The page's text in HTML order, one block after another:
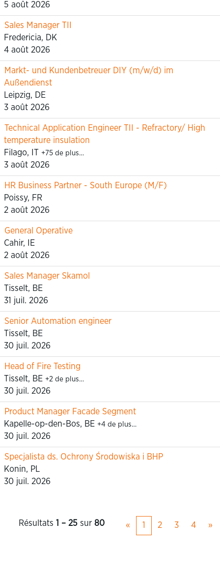
5 août 2026
Sales Manager TII
Fredericia, DK
4 août 2026
Markt- und Kundenbetreuer DIY (m/w/d) im
Außendienst
Leipzig, DE
3 août 2026
Technical Application Engineer TII - Refractory/ High
temperature insulation
Filago, IT +75 de plus…
3 août 2026
HR Business Partner - South Europe (M/F)
Poissy, FR
2 août 2026
General Operative
Cahir, IE
2 août 2026
Sales Manager Skamol
Tisselt, BE
31 juil. 2026
Senior Automation engineer
Tisselt, BE
30 juil. 2026
Head of Fire Testing
Tisselt, BE +2 de plus…
30 juil. 2026
Product Manager Facade Segment
Kapelle-op-den-Bos, BE +4 de plus…
30 juil. 2026
Specjalista ds. Ochrony Środowiska i BHP
Konin, PL
30 juil. 2026
Résultats 1 – 25 sur 80 « 1 2 3 4 »